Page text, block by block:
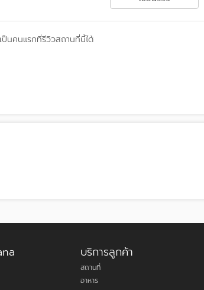
นคนแรกที่รีวิวสถานที่นี้ได้
บริการลูกค้า
สถานที่
อาหาร